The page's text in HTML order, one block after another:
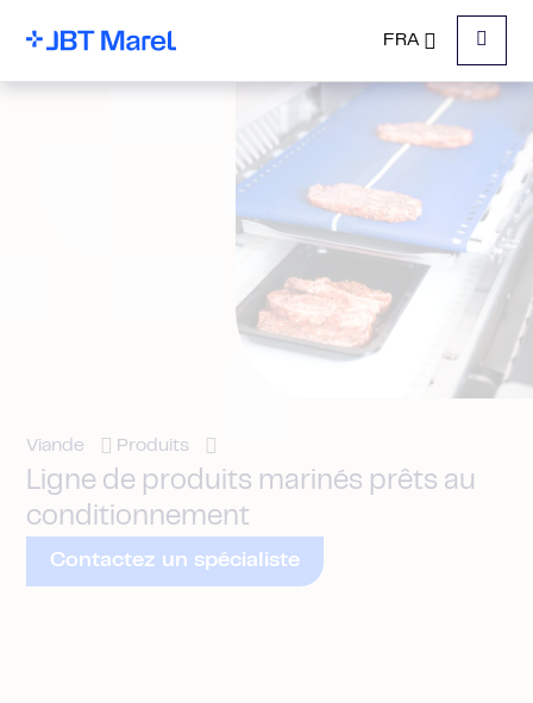
FRA
Menu
Viande Produits
Ligne de produits marinés prêts au
conditionnement
Contactez un spécialiste